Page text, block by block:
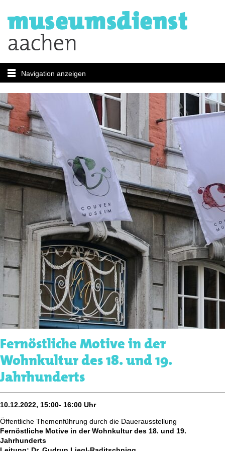
Navigation anzeigen
Fernöstliche Motive in der
Wohnkultur des 18. und 19.
Jahrhunderts
10.12.2022, 15:00- 16:00 Uhr
Öffentliche Themenführung durch die Dauerausstellung
Fernöstliche Motive in der Wohnkultur des 18. und 19.
Jahrhunderts